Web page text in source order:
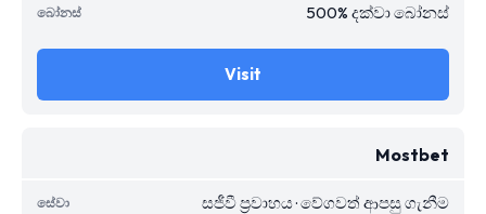
500% දක්වා බෝනස්
Visit
Mostbet
සජීවී ප්‍රවාහය · වේගවත් ආපසු ගැනීම